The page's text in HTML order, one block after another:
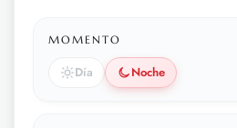
MOMENTO
Día Noche